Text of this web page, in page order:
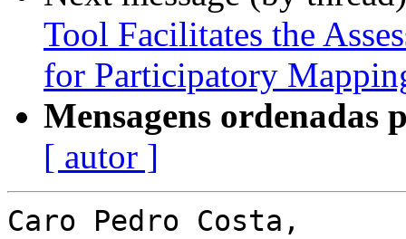
Tool Facilitates the
for Participatory
Mensagens ordenadas
[ autor ]
Caro Pedro Costa,